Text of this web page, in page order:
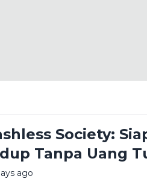
Society:
Tanpa Uang
ago